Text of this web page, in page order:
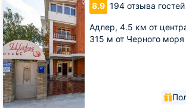
8.9 194 отзыва гостей
Адлер, 4.5 км от
315 м от Черного моря